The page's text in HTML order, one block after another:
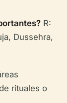
R:
Dussehra,
rituales o